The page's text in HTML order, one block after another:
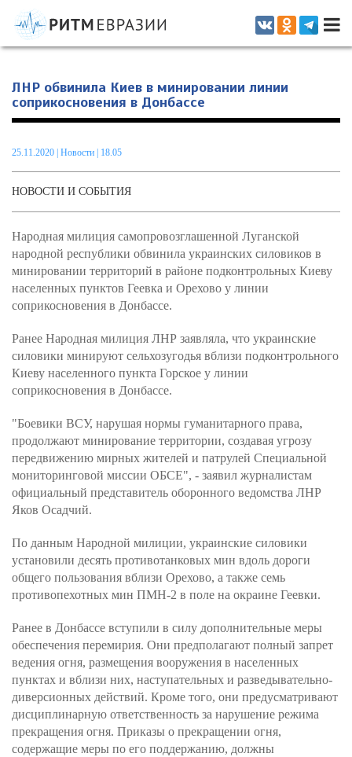
Информационно-аналитическое издание, посвященное актуальным
проблемам интеграции на постсоветском пространстве
ЛНР обвинила Киев в минировании линии
соприкосновения в Донбассе
25.11.2020 Новости | 18.05
НОВОСТИ И СОБЫТИЯ
Народная милиция самопровозглашенной Луганской
народной республики обвинила украинских силовиков в
минировании территорий в районе подконтрольных Киеву
населенных пунктов Геевка и Орехово у линии
соприкосновения в Донбассе.
Ранее Народная милиция ЛНР заявляла, что украинские
силовики минируют сельхозугодья вблизи подконтрольного
Киеву населенного пункта Горское у линии
соприкосновения в Донбассе.
"Боевики ВСУ, нарушая нормы гуманитарного права,
продолжают минирование территории, создавая угрозу
передвижению мирных жителей и патрулей Специальной
мониторинговой миссии ОБСЕ", - заявил журналистам
официальный представитель оборонного ведомства ЛНР
Яков Осадчий.
По данным Народной милиции, украинские силовики
установили десять противотанковых мин вдоль дороги
общего пользования вблизи Орехово, а также семь
противопехотных мин ПМН-2 в поле на окраине Геевки.
Ранее в Донбассе вступили в силу дополнительные меры
обеспечения перемирия. Они предполагают полный запрет
ведения огня, размещения вооружения в населенных
пунктах и вблизи них, наступательных и разведывательно-
диверсионных действий. Кроме того, они предусматривают
дисциплинарную ответственность за нарушение режима
прекращения огня. Приказы о прекращении огня,
содержащие меры по его поддержанию, должны